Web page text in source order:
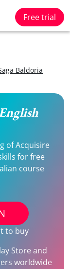
Free trial
Baldoria
of Acquisire
for free
course
to buy
Store and
worldwide